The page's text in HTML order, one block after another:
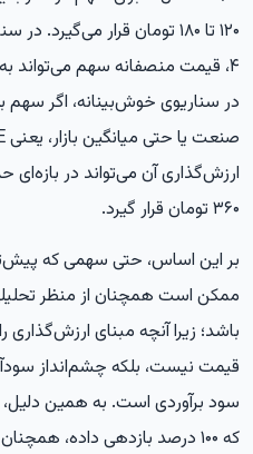
در سناریوی خوش‌بینانه، اگر
۳۶۰ تومان قرار گیرد.
بر این اساس، حتی سهمی که
ممکن است همچنان از منظر
باشد؛ زیرا آنچه مبنای
قیمت نیست، بلکه چشم‌انداز
سود برآوردی است. به همین
که ۱۰۰ درصد بازدهی داده،